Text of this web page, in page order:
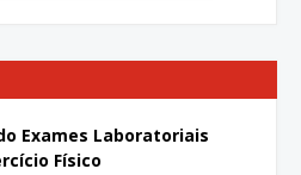
Exames Laboratoriais
Físico